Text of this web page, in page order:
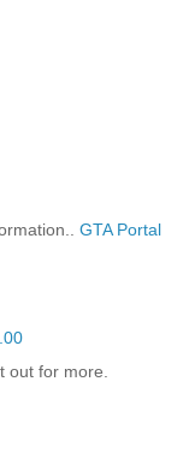
GTA Portal
out for more.